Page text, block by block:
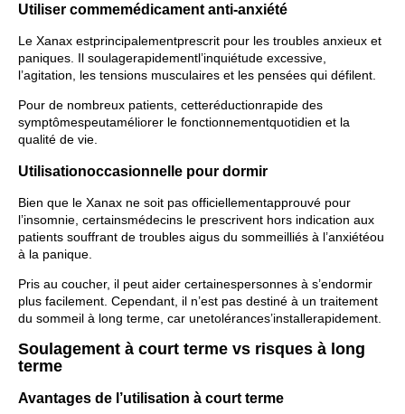
Utiliser commemédicament anti-anxiété
Le Xanax estprincipalementprescrit pour les troubles anxieux et
paniques. Il soulagerapidementl’inquiétude excessive,
l’agitation, les tensions musculaires et les pensées qui défilent.
Pour de nombreux patients, cetteréductionrapide des
symptômespeutaméliorer le fonctionnementquotidien et la
qualité de vie.
Utilisationoccasionnelle pour dormir
Bien que le Xanax ne soit pas officiellementapprouvé pour
l’insomnie, certainsmédecins le prescrivent hors indication aux
patients souffrant de troubles aigus du sommeilliés à l’anxiétéou
à la panique.
Pris au coucher, il peut aider certainespersonnes à s’endormir
plus facilement. Cependant, il n’est pas destiné à un traitement
du sommeil à long terme, car unetolérances’installerapidement.
Soulagement à court terme vs risques à long
terme
Avantages de l’utilisation à court terme